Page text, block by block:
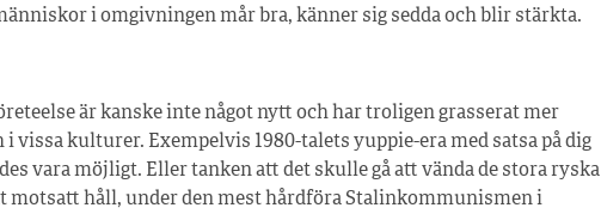
i omgivningen mår bra, känner sig sedda och blir stärkta.
är kanske inte något nytt och har troligen grasserat mer
vissa kulturer. Exempelvis 1980-talets yuppie-era med satsa på dig
vara möjligt. Eller tanken att det skulle gå att vända de stora ryska
motsatt håll, under den mest hårdföra Stalinkommunismen i